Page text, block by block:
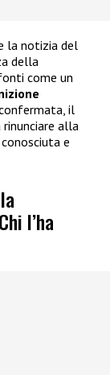
la notizia del
della
come un
il
rinunciare alla
e
l’ha